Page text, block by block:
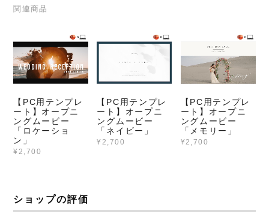
関連商品
【PC用テンプレ
ート】オープニ
ングムービー
「ロケーショ
ン」
¥2,700
【PC用テンプレ
ート】オープニ
ングムービー
「ネイビー」
¥2,700
【PC用テンプレ
ート】オープニ
ングムービー
「メモリー」
¥2,700
ショップの評価